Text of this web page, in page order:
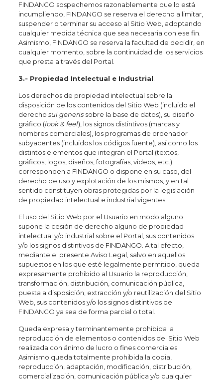
FINDANGO sospechemos razonablemente que lo está
incumpliendo, FINDANGO se reserva el derecho a limitar,
suspender o terminar su acceso al Sitio Web, adoptando
cualquier medida técnica que sea necesaria con ese fin.
Asimismo, FINDANGO se reserva la facultad de decidir, en
cualquier momento, sobre la continuidad de los servicios
que presta a través del Portal.
3.‐ Propiedad Intelectual e Industrial.
Los derechos de propiedad intelectual sobre la
disposición de los contenidos del Sitio Web (incluido el
derecho sui generissobre la base de datos), su diseño
gráfico (look & feel), los signos distintivos (marcas y
nombres comerciales), los programas de ordenador
subyacentes (incluidos los códigos fuente), así como los
distintos elementos que integran el Portal (textos,
gráficos, logos, diseños, fotografías, videos, etc.)
corresponden a FINDANGO o dispone en su caso, del
derecho de uso y explotación de los mismos, y en tal
sentido constituyen obras protegidas por la legislación
de propiedad intelectual e industrial vigentes.
El uso del Sitio Web por el Usuario en modo alguno
supone la cesión de derecho alguno de propiedad
intelectual y/o industrial sobre el Portal, sus contenidos
y/o los signos distintivos de FINDANGO. A tal efecto,
mediante el presente Aviso Legal, salvo en aquellos
supuestos en los que esté legalmente permitido, queda
expresamente prohibido al Usuario la reproducción,
transformación, distribución, comunicación pública,
puesta a disposición, extracción y/o reutilización del Sitio
Web, sus contenidos y/o los signos distintivos de
FINDANGO ya sea de forma parcial o total.
Queda expresa y terminantemente prohibida la
reproducción de elementos o contenidos del Sitio Web
realizada con ánimo de lucro o fines comerciales.
Asimismo queda totalmente prohibida la copia,
reproducción, adaptación, modificación, distribución,
comercialización, comunicación pública y/o cualquier